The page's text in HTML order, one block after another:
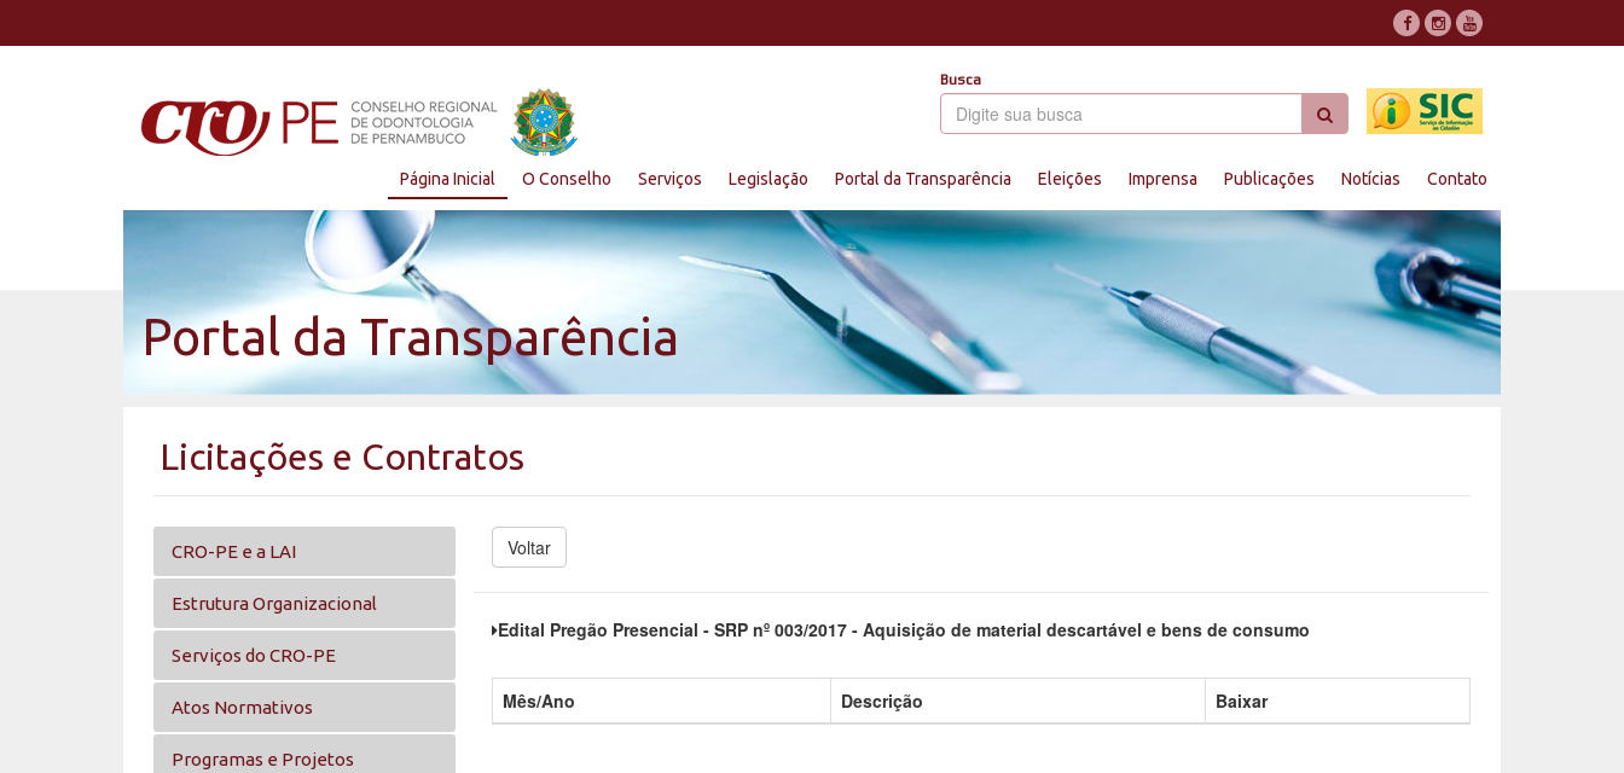
Busca
Página Inicial O Conselho Serviços Legislação Portal da Transparência Eleições Imprensa Publicações Notícias Contato
Portal da Transparência
Licitações e Contratos
CRO-PE e a LAI
Estrutura Organizacional
Serviços do CRO-PE
Atos Normativos
Programas e Projetos
Voltar
Edital Pregão Presencial - SRP nº 003/2017 - Aquisição de material descartável e bens de consumo
Mês/Ano Descrição Baixar